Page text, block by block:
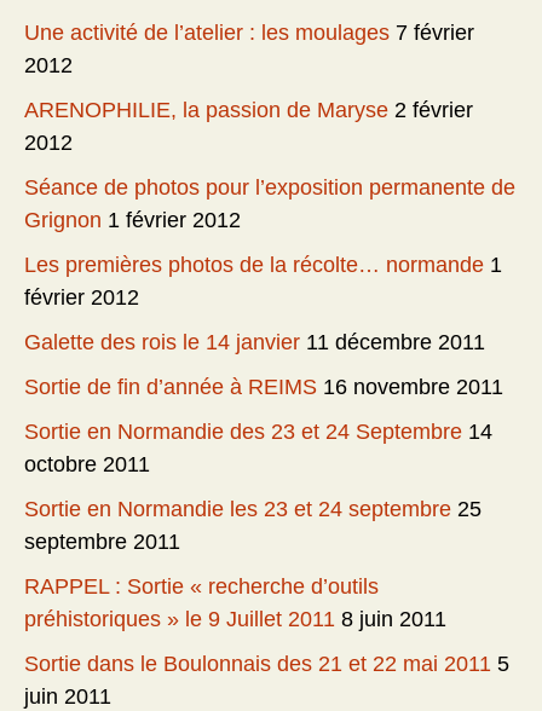
Une activité de l’atelier : les moulages 7 février
2012
ARENOPHILIE, la passion de Maryse 2 février
2012
Séance de photos pour l’exposition permanente de
Grignon 1 février 2012
Les premières photos de la récolte… normande 1
février 2012
Galette des rois le 14 janvier 11 décembre 2011
Sortie de fin d’année à REIMS 16 novembre 2011
Sortie en Normandie des 23 et 24 Septembre 14
octobre 2011
Sortie en Normandie les 23 et 24 septembre 25
septembre 2011
RAPPEL : Sortie « recherche d’outils
préhistoriques » le 9 Juillet 2011 8 juin 2011
Sortie dans le Boulonnais des 21 et 22 mai 2011 5
juin 2011